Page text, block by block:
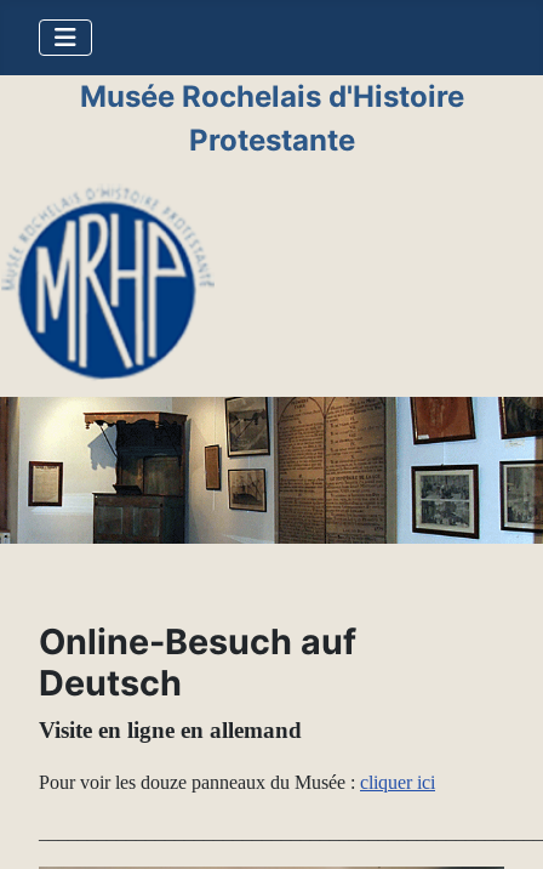
Musée Rochelais d'Histoire
Protestante
Online-Besuch auf
Deutsch
Visite en ligne en allemand
Pour voir les douze panneaux du Musée : cliquer ici